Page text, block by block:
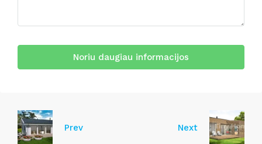
Noriu daugiau informacijos
Prev Next